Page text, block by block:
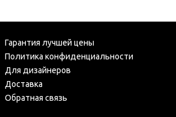
Гарантия лучшей цены
Политика конфиденциальности
Для дизайнеров
Доставка
Обратная связь